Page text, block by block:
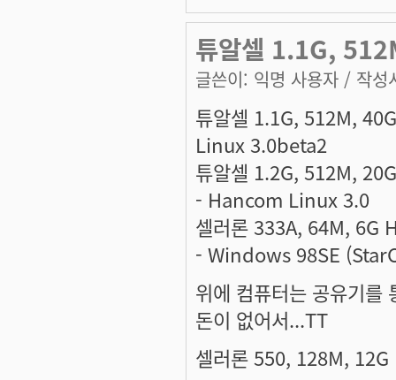
튜알셀 1.1G,
글쓴이: 익명 사용자 / 작성
튜알셀 1.1G, 512M,
Linux 3.0beta2
튜알셀 1.2G, 512M,
- Hancom Linux 3.0
셀러론 333A, 64M, 6G
- Windows 98SE
위에 컴퓨터는 공유기를
돈이 없어서...TT
셀러론 550, 128M,